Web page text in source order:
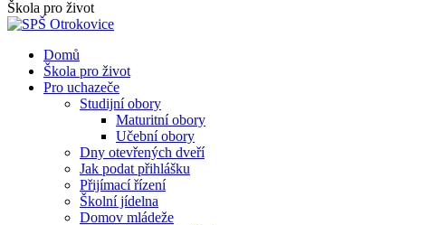
Škola pro život
Domů
Škola pro život
Pro uchazeče
Studijní obory
Maturitní obory
Učební obory
Dny otevřených dveří
Jak podat přihlášku
Přijímací řízení
Školní jídelna
Domov mládeže